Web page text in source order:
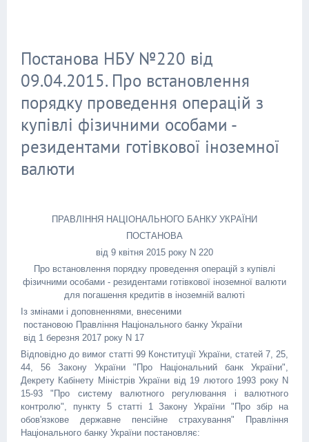
Постанова НБУ №220 від
09.04.2015. Про встановлення
порядку проведення операцій з
купівлі фізичними особами -
резидентами готівкової іноземної
валюти
ПРАВЛІННЯ НАЦІОНАЛЬНОГО БАНКУ УКРАЇНИ
ПОСТАНОВА
від 9 квітня 2015 року N 220
Про встановлення порядку проведення операцій з купівлі
фізичними особами - резидентами готівкової іноземної валюти
для погашення кредитів в іноземній валюті
Із змінами і доповненнями, внесеними
постановою Правління Національного банку України
від 1 березня 2017 року N 17
Відповідно до вимог статті 99 Конституції України, статей 7, 25,
44, 56 Закону України "Про Національний банк України",
Декрету Кабінету Міністрів України від 19 лютого 1993 року N
15-93 "Про систему валютного регулювання і валютного
контролю", пункту 5 статті 1 Закону України "Про збір на
обов'язкове державне пенсійне страхування" Правління
Національного банку України постановляє: